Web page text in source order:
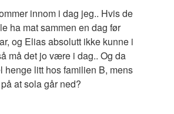
innom i dag jeg.. Hvis de
ha mat sammen en dag før
og Elias absolutt ikke kunne i
må det jo være i dag.. Og da
henge litt hos familien B, mens
at sola går ned?